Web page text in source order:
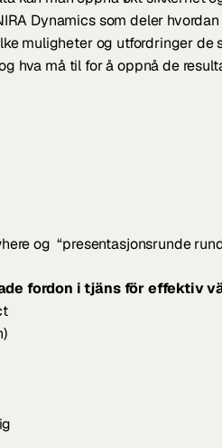
Dynamics som deler
muligheter og utfordringer de
hva må til for å oppnå de
og  “presentasjonsrunde
fordon i tjäns för effektiv